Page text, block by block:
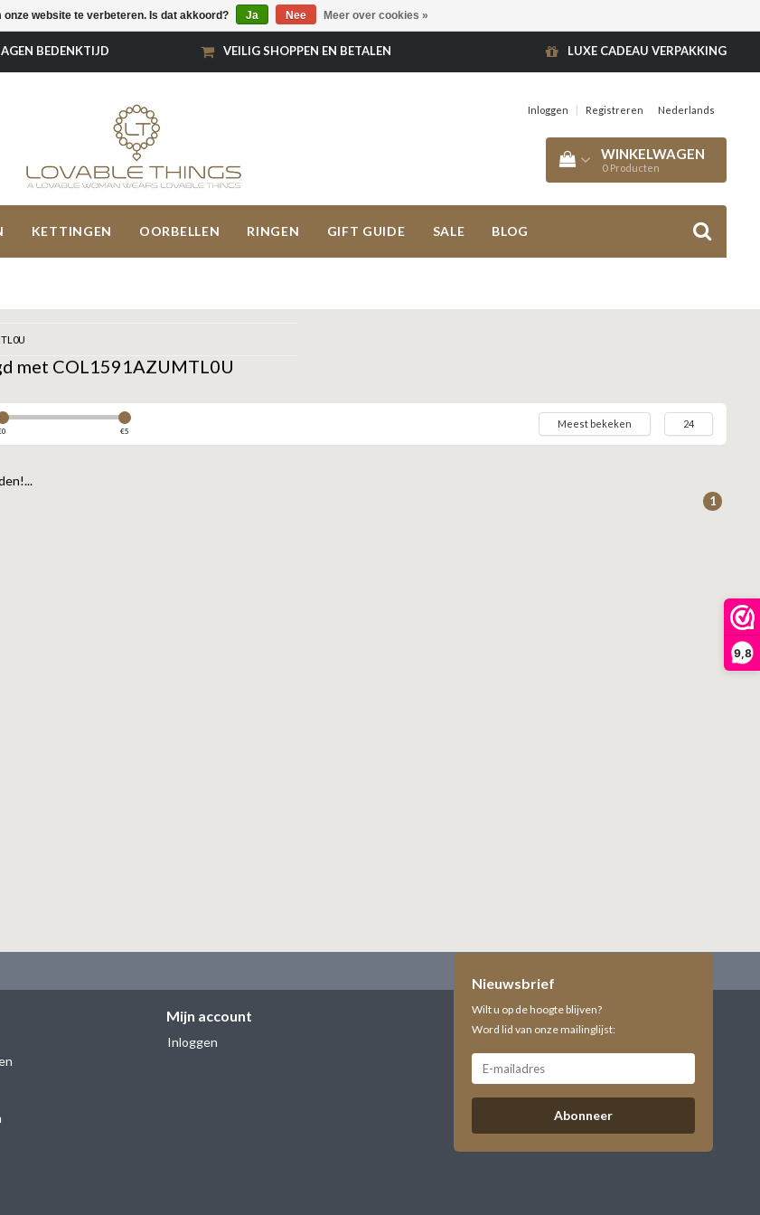
9,8
BEDENKTIJD VEILIG SHOPPEN EN BETALEN LUXE CADEAU VERPAKKING
Inloggen | Registreren Nederlands
WINKELWAGEN
0 Producten
KETTINGEN OORBELLEN RINGEN GIFT GUIDE SALE BLOG
met COL1591AZUMTL0U
0 €5
Meest bekeken 24
1
Mijn account
Inloggen
Nieuwsbrief
Wilt u op de hoogte blijven?
Word lid van onze mailinglijst:
Abonneer
onze website te verbeteren. Is dat akkoord? Ja Nee Meer over cookies »